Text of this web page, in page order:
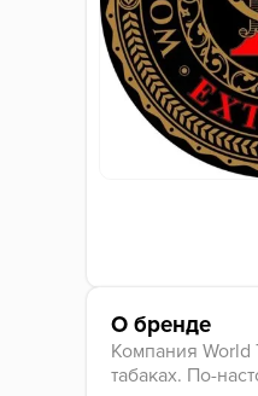
О бренде
Компания World
табаках. По-